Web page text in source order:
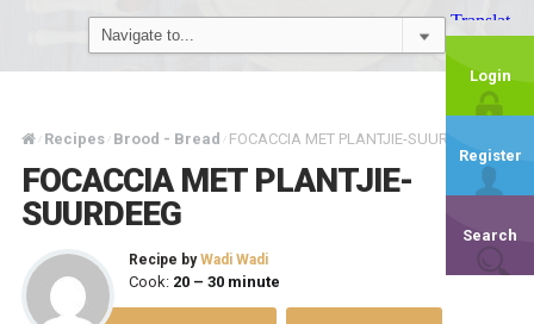
Login
Register
Search
/ Recipes / Brood - Bread / FOCACCIA MET PLANTJIE-SUURDEEG
FOCACCIA MET PLANTJIE-
SUURDEEG
Recipe byWadi Wadi
Cook: 20 – 30 minute